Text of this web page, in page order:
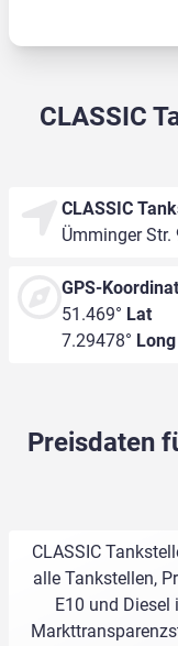
CLASSIC
CLASSIC
Ümminger
GPS-
51.469° Lat
7.29478° Long
Preisdaten
CLASSIC
alle Tankstellen,
E10 und